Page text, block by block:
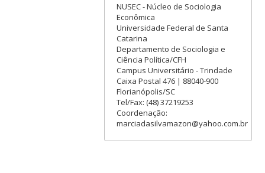
NUSEC - Núcleo de Sociologia
Econômica
Universidade Federal de Santa
Catarina
Departamento de Sociologia e
Ciência Política/CFH
Campus Universitário - Trindade
Caixa Postal 476 | 88040-900
Florianópolis/SC
Tel/Fax: (48) 37219253
Coordenação:
marciadasilvamazon@yahoo.com.br